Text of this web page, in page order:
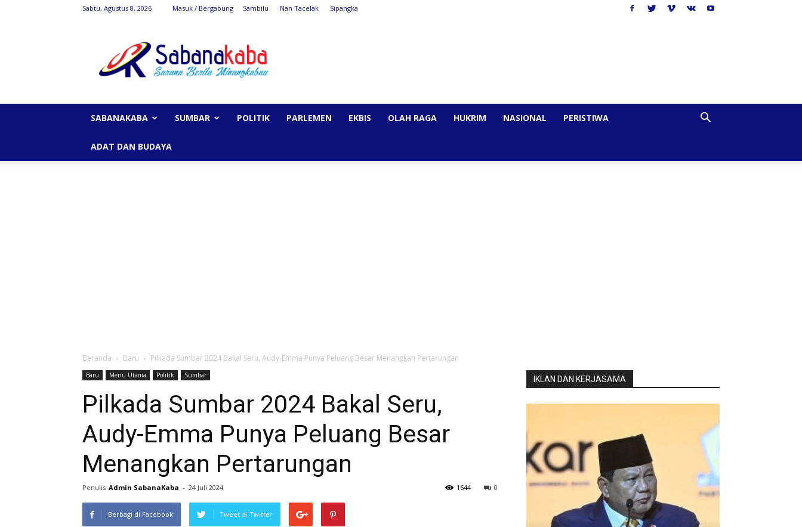
Sabtu, Agustus 8, 2026 Masuk / Bergabung Sambilu Nan Tacelak Sipangka
SABANAKABA SUMBAR POLITIK PARLEMEN EKBIS OLAH RAGA HUKRIM NASIONAL PERISTIWA
ADAT DAN BUDAYA
Beranda Baru Pilkada Sumbar 2024 Bakal Seru, Audy-Emma Punya Peluang Besar Menangkan Pertarungan
Baru Menu Utama Politik Sumbar
Pilkada Sumbar 2024 Bakal Seru,
Audy-Emma Punya Peluang Besar
Menangkan Pertarungan
Penulis Admin SabanaKaba - 24 Juli 2024 0
1644
Berbagi di Facebook Tweet di Twitter
IKLAN DAN KERJASAMA